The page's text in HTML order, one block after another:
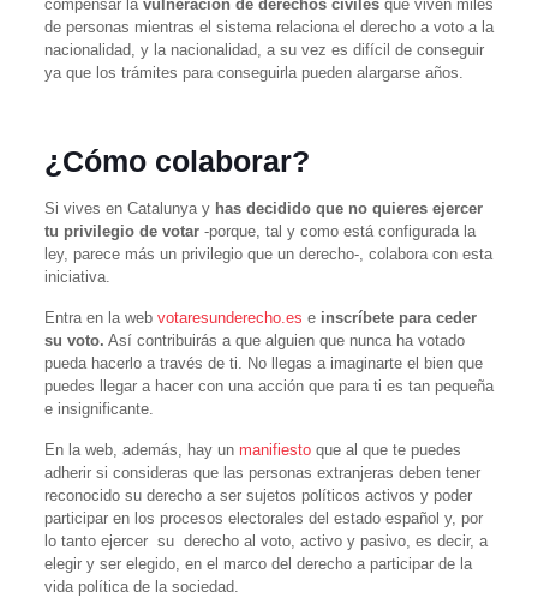
compensar la vulneración de derechos civilesque viven miles
de personas mientras el sistema relaciona el derecho a voto a la
nacionalidad, y la nacionalidad, a su vez es difícil de conseguir
ya que los trámites para conseguirla pueden alargarse años.
¿Cómo colaborar?
Si vives en Catalunya y has decidido que no quieres ejercer
tu privilegio de votar-porque, tal y como está configurada la
ley, parece más un privilegio que un derecho-, colabora con esta
iniciativa.
Entra en la web votaresunderecho.es e inscríbete para ceder
su voto. Así contribuirás a que alguien que nunca ha votado
pueda hacerlo a través de ti. No llegas a imaginarte el bien que
puedes llegar a hacer con una acción que para ti es tan pequeña
e insignificante.
En la web, además, hay un manifiestoque al que te puedes
adherir si consideras que las personas extranjeras deben tener
reconocido su derecho a ser sujetos políticos activos y poder
participar en los procesos electorales del estado español y, por
lo tanto ejercer su derecho al voto, activo y pasivo, es decir, a
elegir y ser elegido, en el marco del derecho a participar de la
vida política de la sociedad.